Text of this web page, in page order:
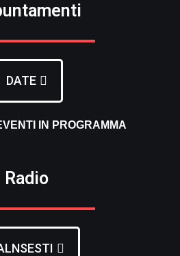
DATE
IN PROGRAMMA
Radio